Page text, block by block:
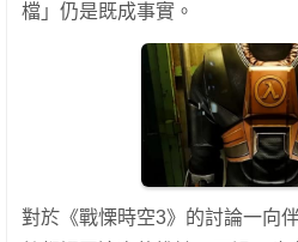
檔」仍是既成事實。
對於《戰慄時空3》的討論一向